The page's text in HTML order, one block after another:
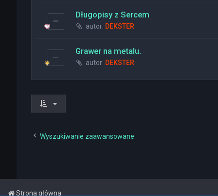
Długopisy z Sercem
autor: DEKSTER
Grawer na metalu.
autor: DEKSTER
Wyszukiwanie zaawansowane
Strona główna